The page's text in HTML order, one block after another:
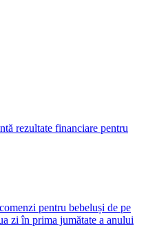
rezultate financiare pentru
pentru bebeluși de pe
zi în prima jumătate a anului